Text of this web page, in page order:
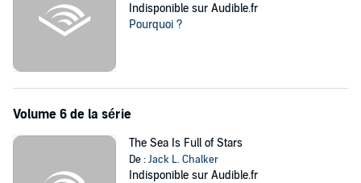
Indisponible sur Audible.fr
Pourquoi ?
Volume 6 de la série
The Sea Is Full of Stars
De :Jack L. Chalker
Indisponible sur Audible.fr